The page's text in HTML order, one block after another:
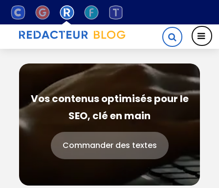
Vos contenus optimisés pour le
SEO, clé en main
Commander des textes